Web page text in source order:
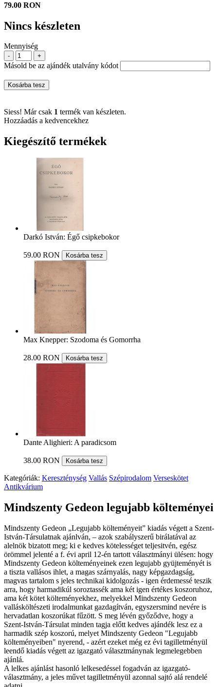
79.00 RON
Nincs készleten
Mennyiség
- +
Másold be az ajándék utalvány kódot
Kosárba tesz
Siess! Már csak 1 termék van készleten.
Hozzáadás a kedvencekhez
Kiegészítő termékek
Darkó István: Égő csipkebokor
59.00 RON Kosárba tesz
Max Knepper: Szodoma és Gomorrha
28.00 RON Kosárba tesz
Dante Alighieri: A paradicsom
38.00 RON Kosárba tesz
Kategóriák: Kereszténység Vallás Szépirodalom Verseskötet
Antikvárium
Mindszenty Gedeon legujabb költeményei
Mindszenty Gedeon „Legujabb költeményeit” kiadás végett a Szent-
István-Társulatnak ajánlván, – azok szabályszerű birálatával az
alelnök bizatott meg; ki e kedves kötelességet teljesitvén, egész
örömmel jelenté a f. évi april 12-én tartott választmányi ülésen: hogy
Mindszenty Gedeon költeményeinek ezen legujabb gyüjteményét is
a tiszta vallásos ihlet, a magas szárnyalás, nagy képgazdagság,
magvas tartalom s jeles technikai kidolgozás - igen érdemessé teszik
arra, hogy harmadikúl soroztassék ama két igen értékes koszoruhoz,
ama két kötet költeményekhez, melyekkel Mindszenty Gedeon
vallásköltészeti irodalmunkat gazdagítván, egyszersmind nevére is
hervadatlan koszorúkat fűzött. S meg lévén győződve, hogy a
Szent-István-Társulat minden tagja előtt kedves ajándék lesz ez a
harmadik szép koszorú, melyet Mindszenty Gedeon "Legujabb
költeményeiben" nyerend, - azért ezeket még ez évi tagilletményül
leendő kiadás végett az igazgató választmánynak legmelegebben
ajánlá.
A lelkes ajánlást hasonló lelkesedéssel fogadván az igazgató-
választmány, a jeles művet tagilletményül azonnal sajtó alá rendelé